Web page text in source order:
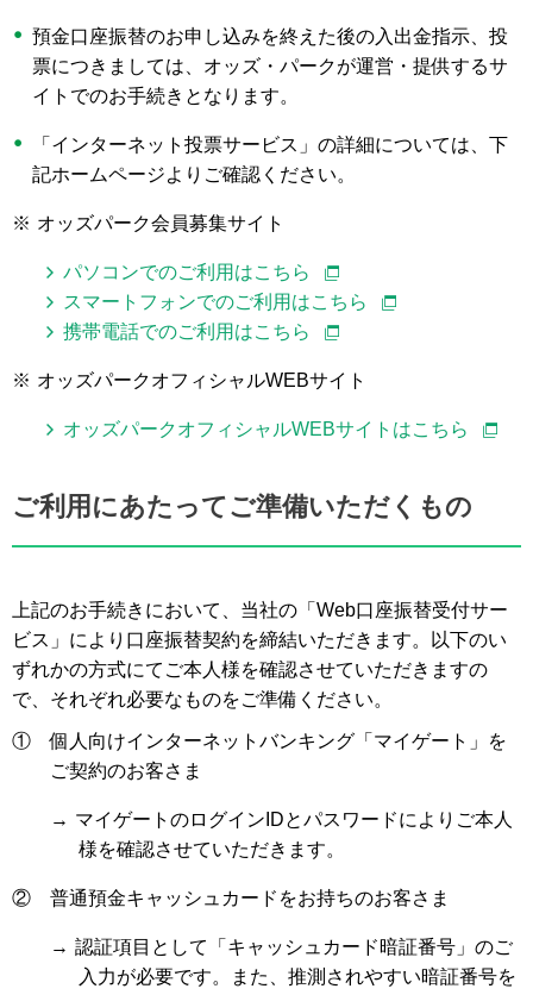
預金口座振替のお申し込みを終えた後の入出金指示、投
票につきましては、オッズ・パークが運営・提供するサ
イトでのお手続きとなります。
「インターネット投票サービス」の詳細については、下
記ホームページよりご確認ください。
※ オッズパーク会員募集サイト
パソコンでのご利用はこちら
スマートフォンでのご利用はこちら
携帯電話でのご利用はこちら
※ オッズパークオフィシャルWEBサイト
オッズパークオフィシャルWEBサイトはこちら
ご利用にあたってご準備いただくもの
上記のお手続きにおいて、当社の「Web口座振替受付サー
ビス」により口座振替契約を締結いただきます。以下のい
ずれかの方式にてご本人様を確認させていただきますの
で、それぞれ必要なものをご準備ください。
①
個人向けインターネットバンキング「マイゲート」を
ご契約のお客さま
→ マイゲートのログインIDとパスワードによりご本人
様を確認させていただきます。
② 普通預金キャッシュカードをお持ちのお客さま
→ 認証項目として「キャッシュカード暗証番号」のご
入力が必要です。また、推測されやすい暗証番号を